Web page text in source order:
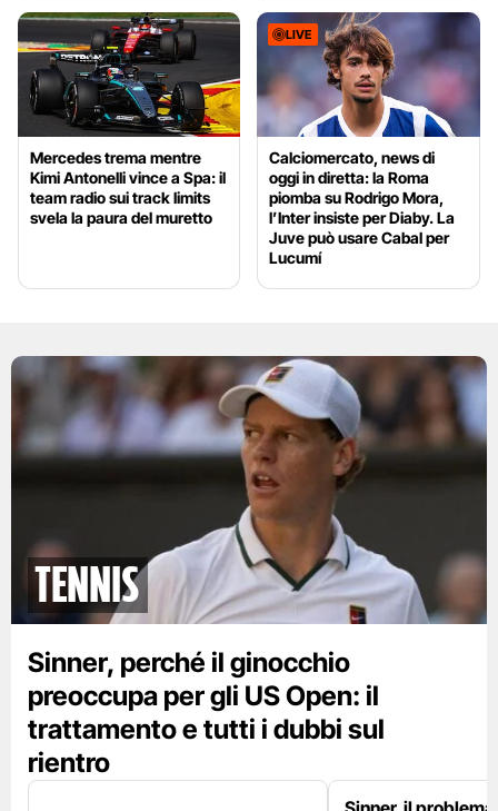
Mercedes trema mentre
Kimi Antonelli vince a Spa: il
team radio sui track limits
svela la paura del muretto
LIVE
Calciomercato, news di
oggi in diretta: la Roma
piomba su Rodrigo Mora,
l’Inter insiste per Diaby. La
Juve può usare Cabal per
Lucumí
tennis
Sinner, perché il ginocchio
preoccupa per gli US Open: il
trattamento e tutti i dubbi sul
rientro